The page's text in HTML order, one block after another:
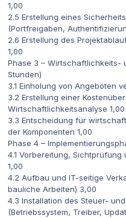
1,00
2.5 Erstellung eines
(Portfreigaben,
2.6 Erstellung des
1,00
Phase 3 – Wirtschaftlichkeits-
Stunden)
3.1 Einholung von Angeboten
3.2 Erstellung einer
Wirtschaftlichkeitsanalyse 1,00
3.3 Entscheidung für
der Komponenten 1,00
Phase 4 –
4.1 Vorbereitung,
1,00
4.2 Aufbau und IT-seitige
bauliche Arbeiten) 3,00
4.3 Installation des Steuer-
(Betriebssystem, Treiber,